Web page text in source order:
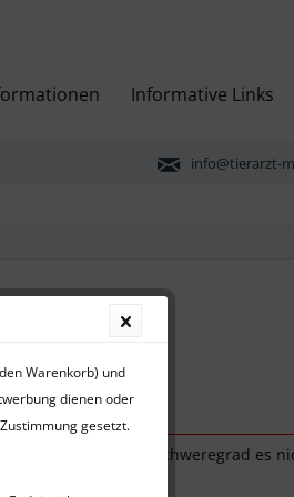
Informative Links
info@tierarzt-
deren Schweregrad es
Warenkorb) und
dienen oder
gesetzt.